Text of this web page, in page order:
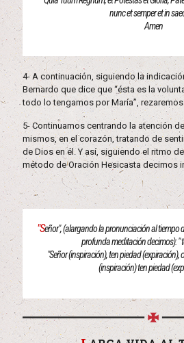
nunc et semper et in
Amen
4- A continuación, siguiendo la
Bernardo que dice que “ésta es la
todo lo tengamos por María”,
5- Continuamos centrando la atención
mismos, en el corazón, tratando de
de Dios en él. Y así, siguiendo el ritmo
método de Oración Hesicasta decimos
"Señor", (alargando la pronunciación al tiempo
profunda meditación decimos): "
"Señor (inspiración), ten piedad (expiración),
(inspiración) ten piedad